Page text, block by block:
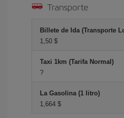
Transporte
Billete de Ida (Transporte
1,50 $
Taxi 1km (Tarifa Normal)
?
La Gasolina (1 litro)
1,664 $